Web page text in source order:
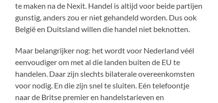
te maken na de Nexit. Handel is altijd voor beide partijen
gunstig, anders zou er niet gehandeld worden. Dus ook
België en Duitsland willen die handel niet beknotten.
Maar belangrijker nog: het wordt voor Nederland véél
eenvoudiger om met al die landen buiten de EU te
handelen. Daar zijn slechts bilaterale overeenkomsten
voor nodig. En die zijn snel te sluiten. Eén telefoontje
naar de Britse premier en handelstarieven en